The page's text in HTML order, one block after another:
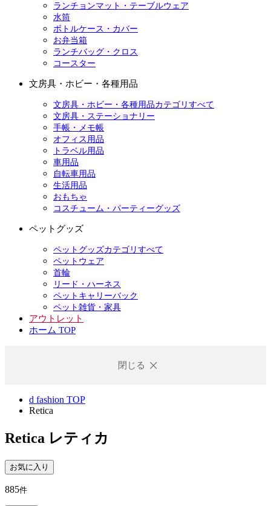
ランチョンマット・テーブルウェア
水筒
ボトルケース・カバー
お弁当箱
ランチバッグ・クロス
コースター
文房具・ホビー・各種用品
文房具・ホビー・各種用品カテゴリすべて
文房具・ステーショナリー
手帳・メモ帳
オフィス用品
トラベル用品
車用品
自転車用品
生活用品
おもちゃ
コスチューム・パーティーグッズ
ペットグッズ
ペットグッズカテゴリすべて
ペットウェア
首輪
リード・ハーネス
ペットキャリーバック
ペット雑貨・家具
アウトレット
ホーム TOP
閉じる
d fashion TOP
Retica
Retica レティカ
お気に入り
885件